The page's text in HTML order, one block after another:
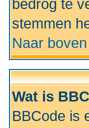
bedrog te
stemmen
Naar boven
Wat is
BBCode is